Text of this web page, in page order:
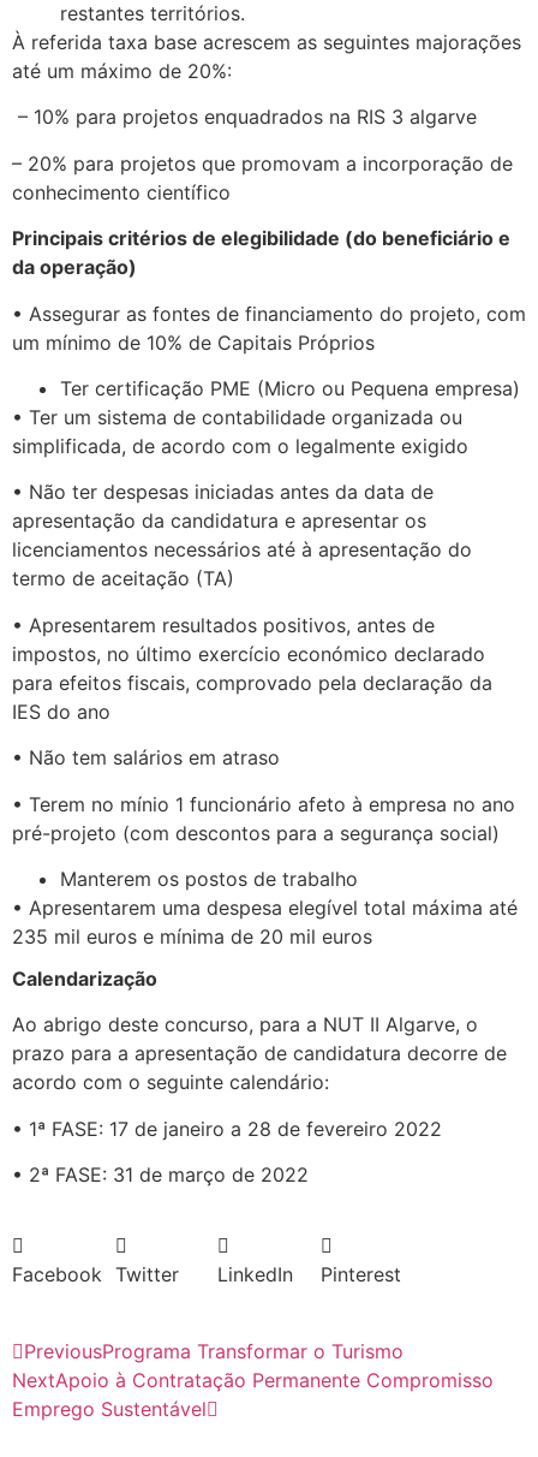
restantes territórios.
À referida taxa base acrescem as seguintes majorações
até um máximo de 20%:
– 10% para projetos enquadrados na RIS 3 algarve
– 20% para projetos que promovam a incorporação de
conhecimento científico
Principais critérios de elegibilidade (do beneficiário e
da operação)
• Assegurar as fontes de financiamento do projeto, com
um mínimo de 10% de Capitais Próprios
Ter certificação PME (Micro ou Pequena empresa)
• Ter um sistema de contabilidade organizada ou
simplificada, de acordo com o legalmente exigido
• Não ter despesas iniciadas antes da data de
apresentação da candidatura e apresentar os
licenciamentos necessários até à apresentação do
termo de aceitação (TA)
• Apresentarem resultados positivos, antes de
impostos, no último exercício económico declarado
para efeitos fiscais, comprovado pela declaração da
IES do ano
• Não tem salários em atraso
• Terem no mínio 1 funcionário afeto à empresa no ano
pré-projeto (com descontos para a segurança social)
Manterem os postos de trabalho
• Apresentarem uma despesa elegível total máxima até
235 mil euros e mínima de 20 mil euros
Calendarização
Ao abrigo deste concurso, para a NUT II Algarve, o
prazo para a apresentação de candidatura decorre de
acordo com o seguinte calendário:
• 1ª FASE: 17 de janeiro a 28 de fevereiro 2022
• 2ª FASE: 31 de março de 2022
Facebook Twitter LinkedIn Pinterest
PreviousPrograma Transformar o Turismo
NextApoio à Contratação Permanente Compromisso
Emprego Sustentável